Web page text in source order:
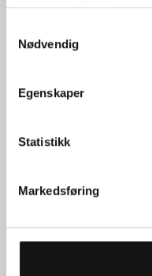
Nødvendig
Egenskaper
Statistikk
Markedsføring
ønsker å bygge
kvalitet og et
til å samarbeide
designe sin egen
tillitserklæring.
utrolig stolte av,